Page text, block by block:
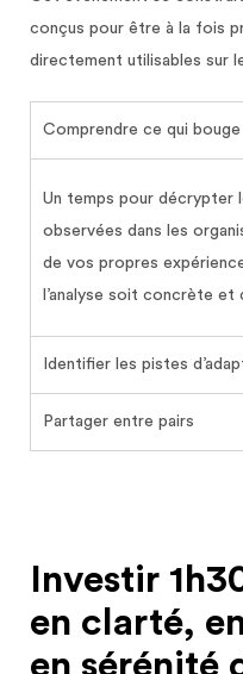
conçus pour être à la fois
directement utilisables sur
Comprendre ce qui bouge
Un temps pour décrypter
observées dans les
de vos propres
l’analyse soit concrète
Identifier les pistes
Partager entre pairs
Investir
en clarté,
en sérénité